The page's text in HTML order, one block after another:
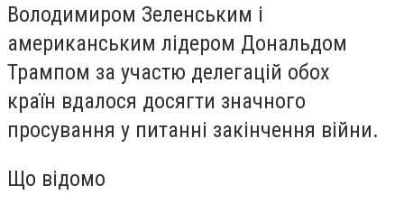
Володимиром Зеленським і
американським лідером Дональдом
Трампом за участю делегацій обох
країн вдалося досягти значного
просування у питанні закінчення війни.
Що відомо